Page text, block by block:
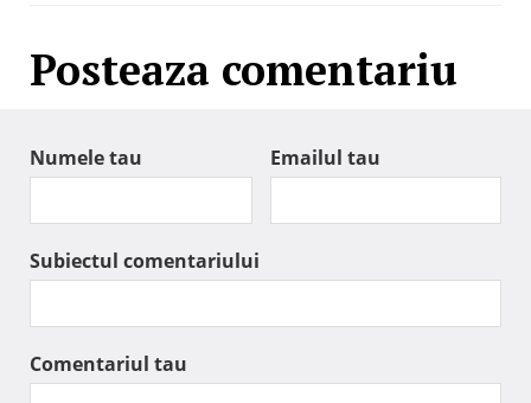
Posteaza comentariu
Numele tau Emailul tau
Subiectul comentariului
Comentariul tau